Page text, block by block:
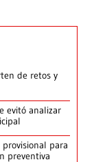
de retos y
evitó analizar
para
preventiva